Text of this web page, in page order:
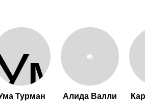
Турман
Алида Валли